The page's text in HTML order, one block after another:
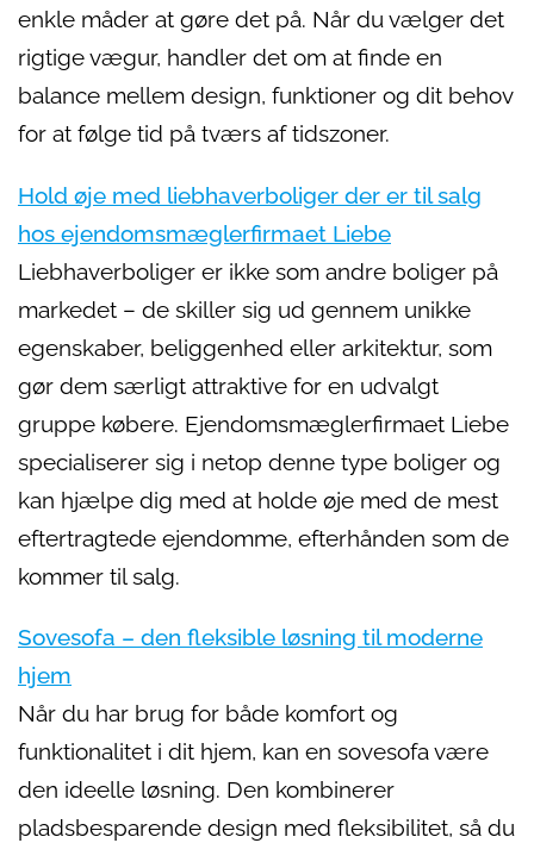
enkle måder at gøre det på. Når du vælger det
rigtige vægur, handler det om at finde en
balance mellem design, funktioner og dit behov
for at følge tid på tværs af tidszoner.
Hold øje med liebhaverboliger der er til salg
hos ejendomsmæglerfirmaet Liebe
Liebhaverboliger er ikke som andre boliger på
markedet – de skiller sig ud gennem unikke
egenskaber, beliggenhed eller arkitektur, som
gør dem særligt attraktive for en udvalgt
gruppe købere. Ejendomsmæglerfirmaet Liebe
specialiserer sig i netop denne type boliger og
kan hjælpe dig med at holde øje med de mest
eftertragtede ejendomme, efterhånden som de
kommer til salg.
Sovesofa – den fleksible løsning til moderne
hjem
Når du har brug for både komfort og
funktionalitet i dit hjem, kan en sovesofa være
den ideelle løsning. Den kombinerer
pladsbesparende design med fleksibilitet, så du